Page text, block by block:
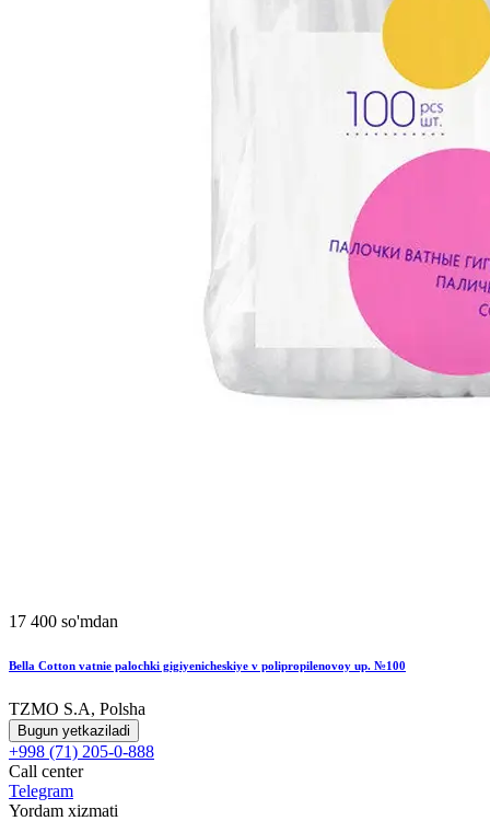
17 400 so'mdan
Bella Cotton vatnie palochki gigiyenicheskiye v polipropilenovoy up. №100
TZMO S.A, Polsha
Bugun yetkaziladi
+998 (71) 205-0-888
Call center
Telegram
Yordam xizmati